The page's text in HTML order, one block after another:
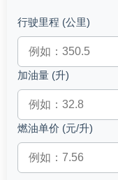
行驶里程 (公里)
加油量 (升)
燃油单价 (元/升)